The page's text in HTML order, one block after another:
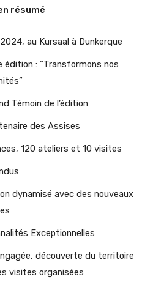
résumé
au Kursaal à Dunkerque
: “Transformons nos
Témoin de l’édition
des Assises
120 ateliers et 10 visites
dynamisé avec des nouveaux
Exceptionnelles
découverte du territoire
visites organisées